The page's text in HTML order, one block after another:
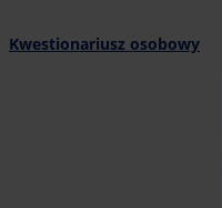
Kwestionariusz osobowy